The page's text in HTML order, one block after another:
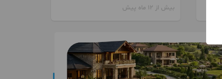
بیش از 12 ماه پیش